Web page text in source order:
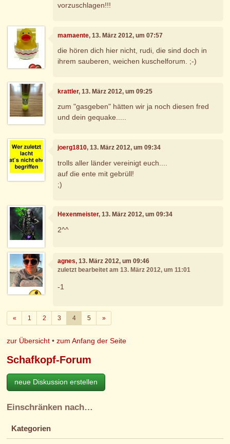
vorzuschlagen!!!
mamaente, 13. März 2012, um 07:57
die hören dich hier nicht, rudi, die sind doch in
ihrem sauberen, weichen kuschelforum. ;-)
krattler, 13. März 2012, um 09:25
zum "gasgeben" hätten wir ja noch diesen fred
und dein gequake.....
joerg1810, 13. März 2012, um 09:34
trolls aller länder vereinigt euch....
auf die ente mit gebrüll!
;)
Hexenmeister, 13. März 2012, um 09:34
2^^
agnes, 13. März 2012, um 09:46
zuletzt bearbeitet am 13. März 2012, um 11:01
-1
«Zurück
1 2 3 4 5 »Weiter
zur Übersicht •zum Anfang der Seite
Schafkopf-Forum
neue Diskussion erstellen
Einschränken nach…
Kategorien